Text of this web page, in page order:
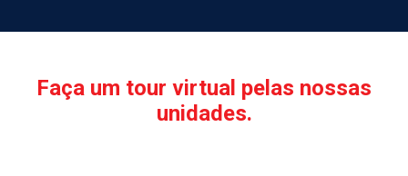
Faça um tour virtual pelas nossas
unidades.